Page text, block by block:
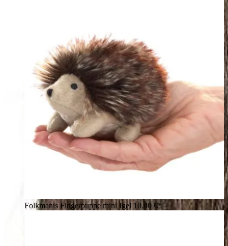
Folkmanis Fingerpuppe mini Igel 10,40 €*